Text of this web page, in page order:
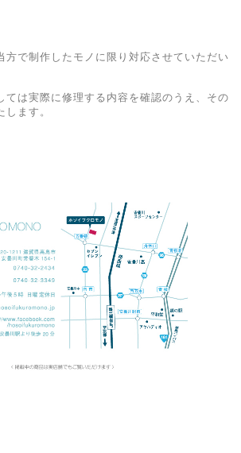
方で制作したモノに限り対応させていただい
ては実際に修理する内容を確認のうえ、その
ます。